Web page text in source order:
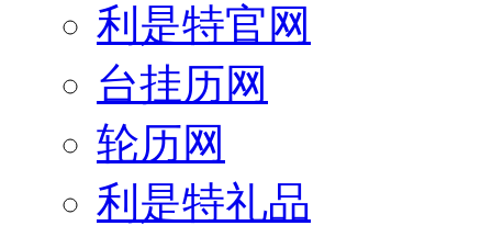
利是特官网
台挂历网
轮历网
利是特礼品